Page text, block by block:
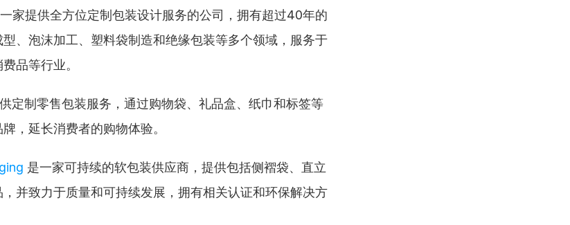
家提供全方位定制包装设计服务的公司，拥有超过40年的
、泡沫加工、塑料袋制造和绝缘包装等多个领域，服务于
品等行业。
定制零售包装服务，通过购物袋、礼品盒、纸巾和标签等
，延长消费者的购物体验。
是一家可持续的软包装供应商，提供包括侧褶袋、直立
并致力于质量和可持续发展，拥有相关认证和环保解决方